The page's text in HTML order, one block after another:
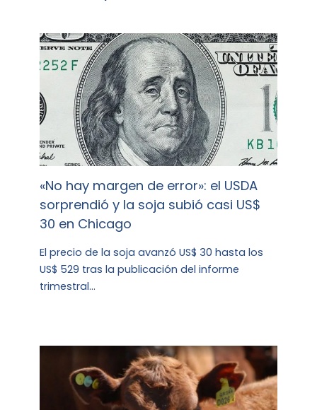
«No hay margen de error»: el USDA
sorprendió y la soja subió casi US$
30 en Chicago
El precio de la soja avanzó US$ 30 hasta los
US$ 529 tras la publicación del informe
trimestral…